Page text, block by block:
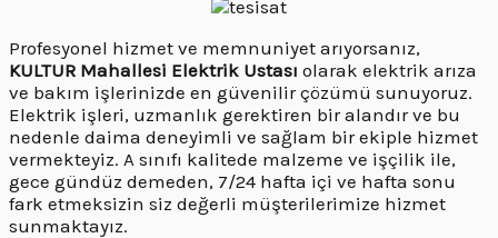
Profesyonel hizmet ve memnuniyet arıyorsanız,
KULTUR Mahallesi Elektrik Ustası olarak elektrik arıza
ve bakım işlerinizde en güvenilir çözümü sunuyoruz.
Elektrik işleri, uzmanlık gerektiren bir alandır ve bu
nedenle daima deneyimli ve sağlam bir ekiple hizmet
vermekteyiz. A sınıfı kalitede malzeme ve işçilik ile,
gece gündüz demeden, 7/24 hafta içi ve hafta sonu
fark etmeksizin siz değerli müşterilerimize hizmet
sunmaktayız.